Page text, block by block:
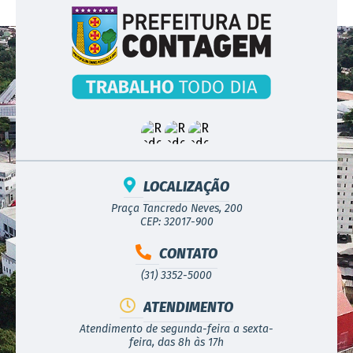
LOCALIZAÇÃO
Praça Tancredo Neves, 200
CEP: 32017-900
CONTATO
(31) 3352-5000
ATENDIMENTO
Atendimento de segunda-feira a sexta-
feira, das 8h às 17h